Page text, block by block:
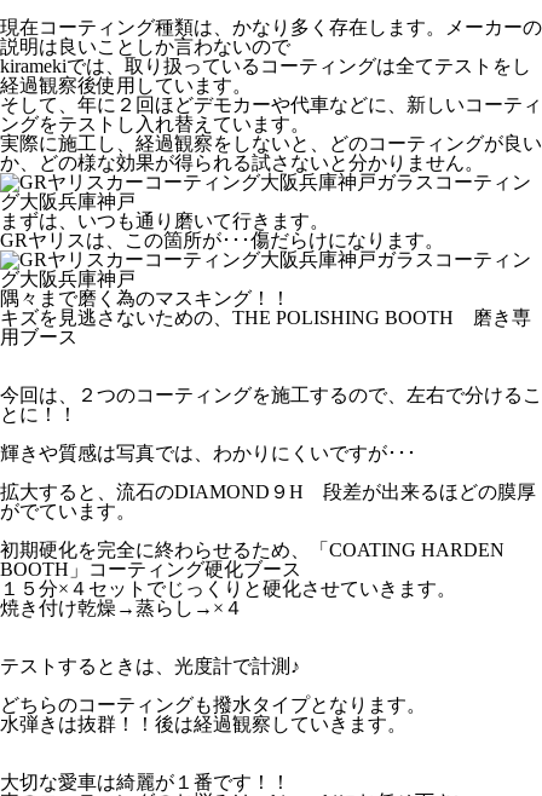
現在コーティング種類は、かなり多く存在します。メーカーの
説明は良いことしか言わないので
kiramekiでは、取り扱っているコーティングは全てテストをし
経過観察後使用しています。
そして、年に２回ほどデモカーや代車などに、新しいコーティ
ングをテストし入れ替えています。
実際に施工し、経過観察をしないと、どのコーティングが良い
か、どの様な効果が得られる試さないと分かりません。
まずは、いつも通り磨いて行きます。
GRヤリスは、この箇所が･･･傷だらけになります。
隅々まで磨く為のマスキング！！
キズを見逃さないための、THE POLISHING BOOTH 磨き専
用ブース
今回は、２つのコーティングを施工するので、左右で分けるこ
とに！！
輝きや質感は写真では、わかりにくいですが･･･
拡大すると、流石のDIAMOND９H 段差が出来るほどの膜厚
がでています。
初期硬化を完全に終わらせるため、「COATING HARDEN
BOOTH」コーティング硬化ブース
１５分×４セットでじっくりと硬化させていきます。
焼き付け乾燥→蒸らし→×４
テストするときは、光度計で計測♪
どちらのコーティングも撥水タイプとなります。
水弾きは抜群！！後は経過観察していきます。
大切な愛車は綺麗が１番です！！